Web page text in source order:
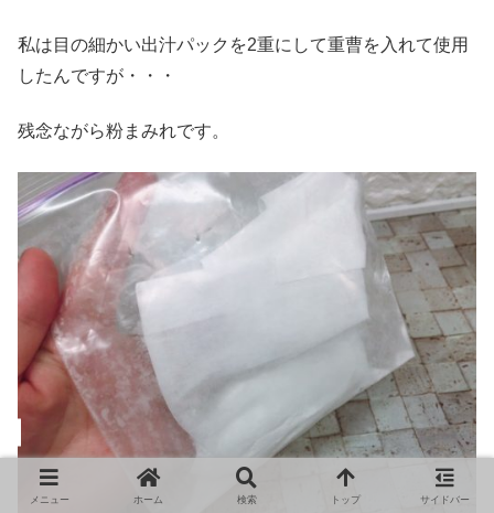
私は目の細かい出汁パックを2重にして重曹を入れて使用
したんですが・・・
残念ながら粉まみれです。
メニュー ホーム 検索 トップ サイドバー